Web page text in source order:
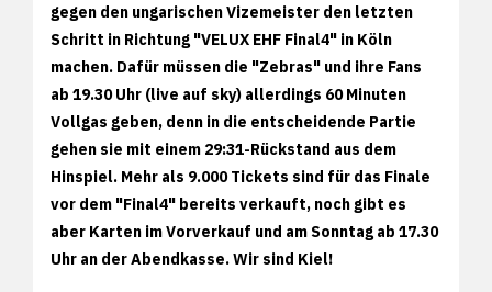
gegen den ungarischen Vizemeister den letzten
Schritt in Richtung "VELUX EHF Final4" in Köln
machen. Dafür müssen die "Zebras" und ihre Fans
ab 19.30 Uhr (live auf sky) allerdings 60 Minuten
Vollgas geben, denn in die entscheidende Partie
gehen sie mit einem 29:31-Rückstand aus dem
Hinspiel. Mehr als 9.000 Tickets sind für das Finale
vor dem "Final4" bereits verkauft, noch gibt es
aber Karten im Vorverkauf und am Sonntag ab 17.30
Uhr an der Abendkasse. Wir sind Kiel!